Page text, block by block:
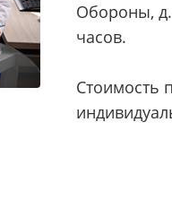
Обороны,
часов.
Стоимость